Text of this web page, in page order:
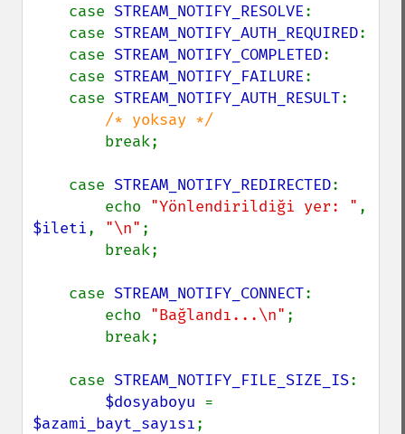
    case
STREAM_NOTIFY_RESOLVE:
    case
STREAM_NOTIFY_AUTH_REQUIRED:
    case
STREAM_NOTIFY_COMPLETED:
    case
STREAM_NOTIFY_FAILURE:
    case
STREAM_NOTIFY_AUTH_RESULT:
/* yoksay */
break;
    case
STREAM_NOTIFY_REDIRECTED:
        echo
"Yönlendirildiği yer: "
$ileti, "\n" ;
    case
STREAM_NOTIFY_CONNECT:
        echo
"Bağlandı...\n" ;
    case
STREAM_NOTIFY_FILE_SIZE_IS:
$dosyaboyu
$azami_bayt_sayısı;